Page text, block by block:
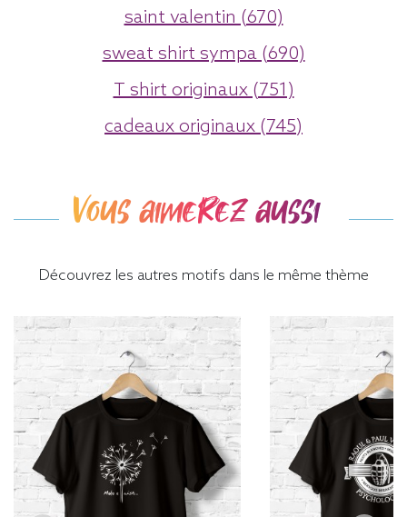
saint valentin (670)
sweat shirt sympa (690)
T shirt originaux (751)
cadeaux originaux (745)
Vous aimerez aussi
Découvrez les autres motifs dans le même thème